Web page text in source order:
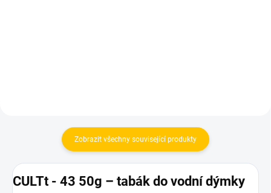
Zobrazit všechny související produkty
CULTt - 43 50g – tabák do vodní dýmky